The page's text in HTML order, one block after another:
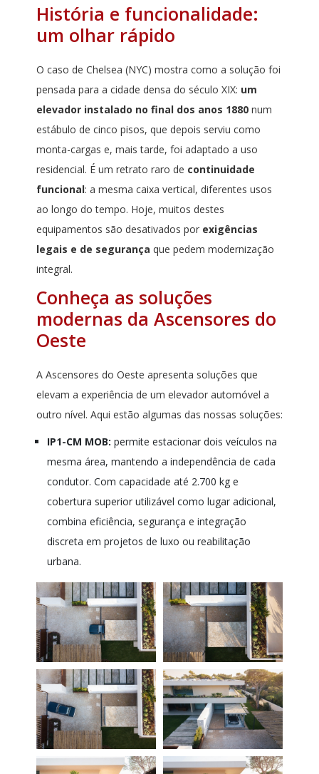
História e funcionalidade:
um olhar rápido
O caso de Chelsea (NYC) mostra como a solução foi
pensada para a cidade densa do século XIX: um
elevador instalado no final dos anos 1880num
estábulo de cinco pisos, que depois serviu como
monta-cargas e, mais tarde, foi adaptado a uso
residencial. É um retrato raro de continuidade
funcional: a mesma caixa vertical, diferentes usos
ao longo do tempo. Hoje, muitos destes
equipamentos são desativados por exigências
legais e de segurança que pedem modernização
integral.
Conheça as soluções
modernas da Ascensores do
Oeste
A Ascensores do Oeste apresenta soluções que
elevam a experiência de um elevador automóvel a
outro nível. Aqui estão algumas das nossas soluções:
IP1-CM MOB: permite estacionar dois veículos na
mesma área, mantendo a independência de cada
condutor. Com capacidade até 2.700 kg e
cobertura superior utilizável como lugar adicional,
combina eficiência, segurança e integração
discreta em projetos de luxo ou reabilitação
urbana.